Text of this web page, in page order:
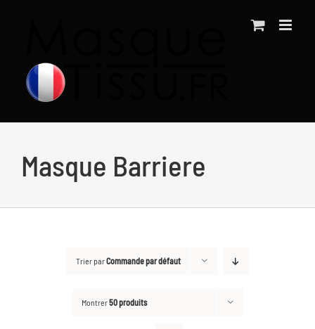
Masque Barriere
Trier parCommande par défaut
Montrer50 produits